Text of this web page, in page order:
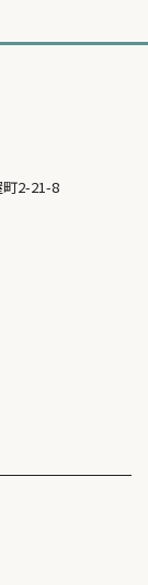
2-21-8